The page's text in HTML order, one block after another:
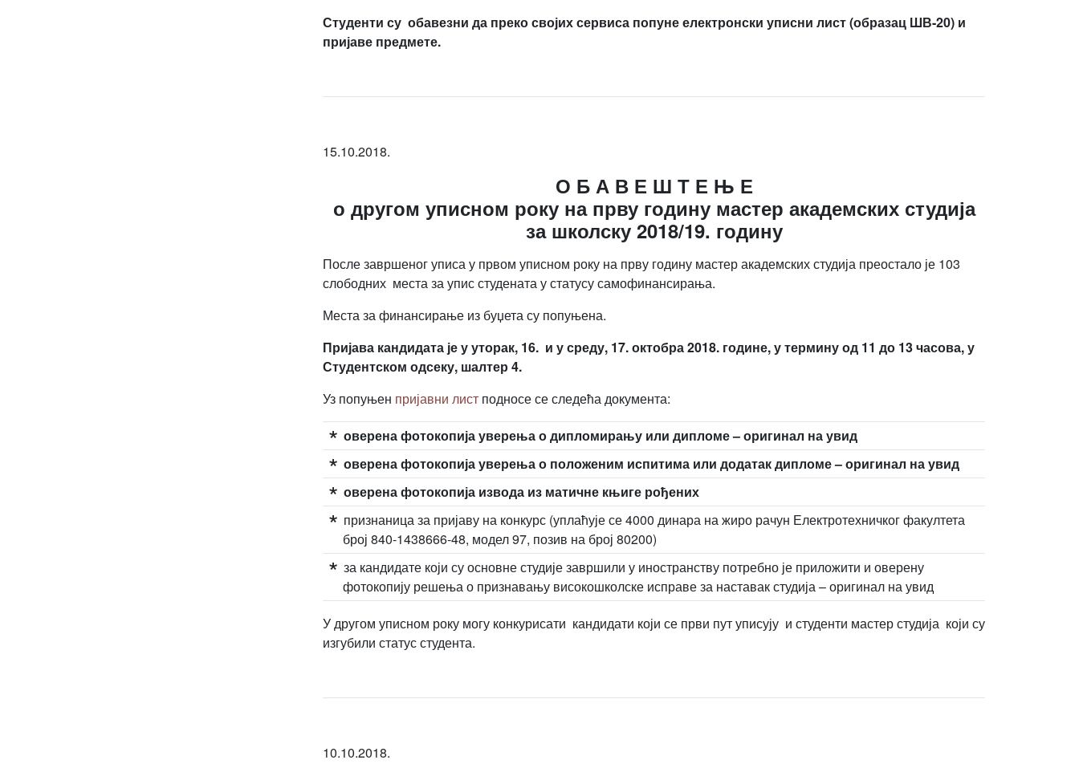
Студенти су обавезни да преко својих сервиса попуне електронски уписни лист (образац ШВ-20) и
пријаве предмете.
15.10.2018.
О Б А В Е Ш Т Е Њ Е
о другом уписном року на прву годину мастер академских студија
за школску 2018/19. годину
После завршеног уписа у првом уписном року на прву годину мастер академских студија преостало је 103
слободних места за упис студената у статусу самофинансирања.
Места за финансирање из буџета су попуњена.
Пријава кандидата је у уторак, 16. и у среду, 17. октобра 2018. године, у термину од 11 до 13 часова, у
Студентском одсеку, шалтер 4.
Уз попуњен пријавни лист подносе се следећа документа:
оверена фотокопија уверења о дипломирању или дипломе – оригинал на увид
оверена фотокопија уверења о положеним испитима или додатак дипломе – оригинал на увид
оверена фотокопија извода из матичне књиге рођених
признаница за пријаву на конкурс (уплаћује се 4000 динара на жиро рачун Електротехничког факултета
број 840-1438666-48, модел 97, позив на број 80200)
за кандидате који су основне студије завршили у иностранству потребно је приложити и оверену
фотокопију решења о признавању високошколске исправе за наставак студија – оригинал на увид
У другом уписном року могу конкурисати кандидати који се први пут уписују и студенти мастер студија који су
изгубили статус студента.
10.10.2018.